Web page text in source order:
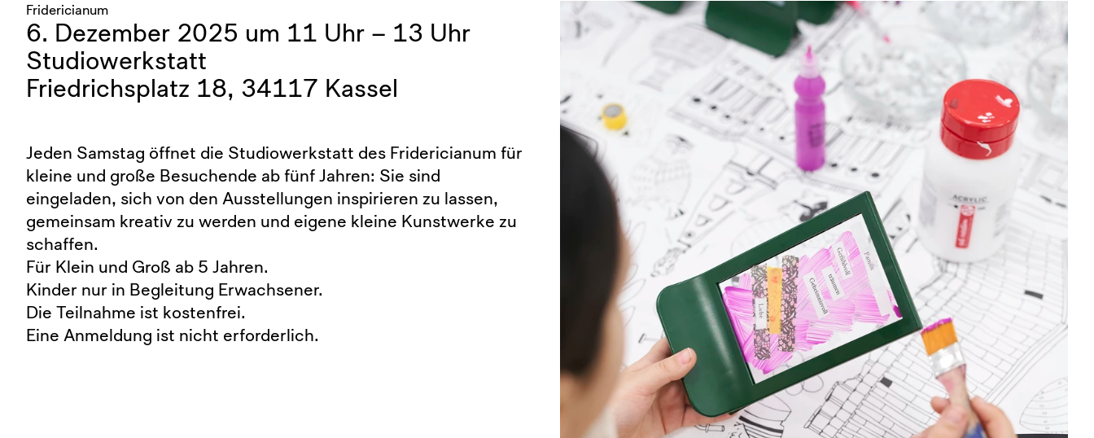
Fridericianum
6. Dezember 2025 um 11 Uhr – 13 Uhr
Studiowerkstatt
Friedrichsplatz 18, 34117 Kassel
Jeden Samstag öffnet die Studiowerkstatt des Fridericianum für
kleine und große Besuchende ab fünf Jahren: Sie sind
eingeladen, sich von den Ausstellungen inspirieren zu lassen,
gemeinsam kreativ zu werden und eigene kleine Kunstwerke zu
schaffen.
Für Klein und Groß ab 5 Jahren.
Kinder nur in Begleitung Erwachsener.
Die Teilnahme ist kostenfrei.
Eine Anmeldung ist nicht erforderlich.